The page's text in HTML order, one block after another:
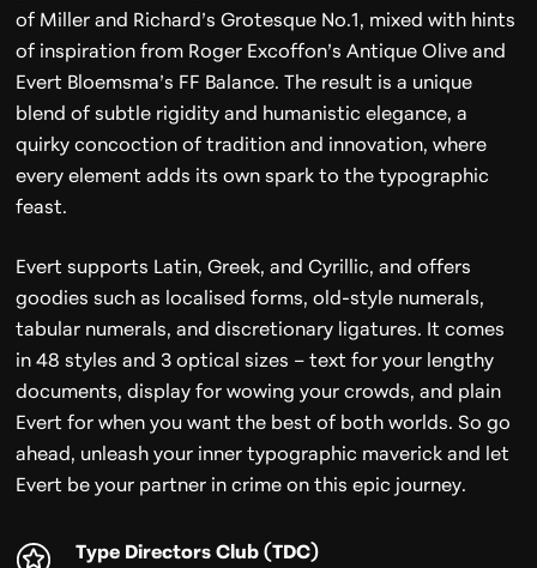
of Miller and Richard’s Grotesque No.1, mixed with hints
of inspiration from Roger Excoffon’s Antique Olive and
Evert Bloemsma’s FF Balance. The result is a unique
blend of subtle rigidity and humanistic elegance, a
quirky concoction of tradition and innovation, where
every element adds its own spark to the typographic
feast.
Evert supports Latin, Greek, and Cyrillic, and offers
goodies such as localised forms, old-style numerals,
tabular numerals, and discretionary ligatures. It comes
in 48 styles and 3 optical sizes – text for your lengthy
documents, display for wowing your crowds, and plain
Evert for when you want the best of both worlds. So go
ahead, unleash your inner typographic maverick and let
Evert be your partner in crime on this epic journey.
Type Directors Club (TDC)